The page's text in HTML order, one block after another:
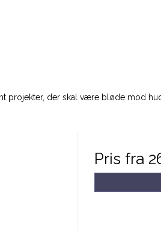
projekter, der skal være bløde mod
Pris fra